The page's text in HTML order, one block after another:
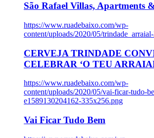
São Rafael Villas, Apartments
https://www.ruadebaixo.com/wp-
content/uploads/2020/05/
CERVEJA TRINDADE
CELEBRAR ‘O TEU
https://www.ruadebaixo.com/wp-
content/uploads/2020/05/vai-ficar-tudo-
e1589130204162-335x256.png
Vai Ficar Tudo Bem